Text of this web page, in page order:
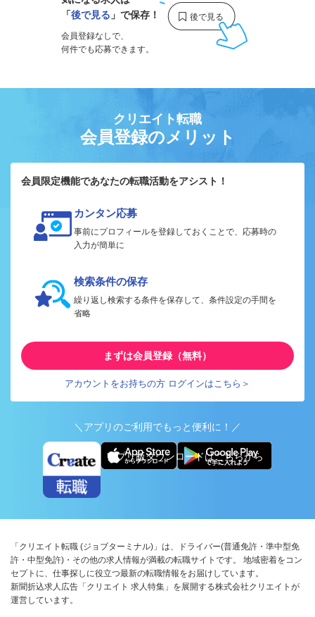
「後で見る 」で保存！
会員登録なしで、
何件でも応募できます。
クリエイト転職
会員登録のメリット
会員限定機能であなたの転職活動をアシスト！
カンタン応募
事前にプロフィールを登録しておくことで、応募時の
入力が簡単に
検索条件の保存
繰り返し検索する条件を保存して、条件設定の手間を
省略
まずは会員登録（無料）
アカウントをお持ちの方 ログインはこちら＞
＼アプリのご利用でもっと便利に！／
アプリ版ダウンロードはこちらから
「クリエイト転職 (ジョブターミナル)」は、ドライバー(普通免許・準中型免
許・中型免許)・その他の求人情報が満載の転職サイトです。 地域密着をコン
セプトに、仕事探しに役立つ最新の転職情報をお届けしています。
新聞折込求人広告「クリエイト 求人特集」を展開する株式会社クリエイトが
運営しています。